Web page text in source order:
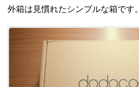
外箱は見慣れたシンプルな箱です。